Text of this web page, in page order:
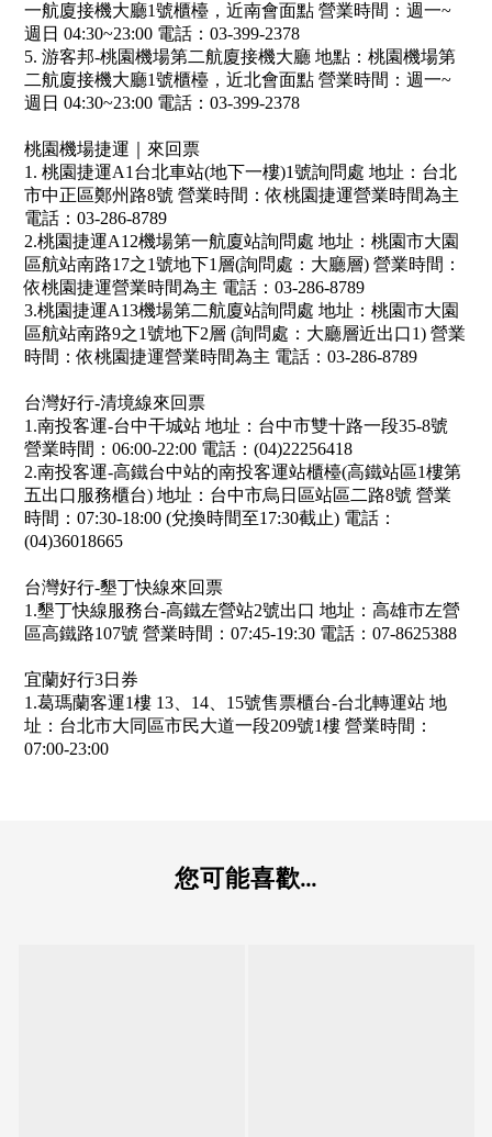
一航廈接機大廳1號櫃檯，近南會面點 營業時間：週一~
週日 04:30~23:00 電話：03-399-2378
5. 游客邦-桃園機場第二航廈接機大廳 地點：桃園機場第
二航廈接機大廳1號櫃檯，近北會面點 營業時間：週一~
週日 04:30~23:00 電話：03-399-2378
桃園機場捷運｜來回票
1. 桃園捷運A1台北車站(地下一樓)1號詢問處 地址：台北
市中正區鄭州路8號 營業時間：依桃園捷運營業時間為主
電話：03-286-8789
2.桃園捷運A12機場第一航廈站詢問處 地址：桃園市大園
區航站南路17之1號地下1層(詢問處：大廳層) 營業時間：
依桃園捷運營業時間為主 電話：03-286-8789
3.桃園捷運A13機場第二航廈站詢問處 地址：桃園市大園
區航站南路9之1號地下2層 (詢問處：大廳層近出口1) 營業
時間：依桃園捷運營業時間為主 電話：03-286-8789
台灣好行-清境線來回票
1.南投客運-台中干城站 地址：台中市雙十路一段35-8號
營業時間：06:00-22:00 電話：(04)22256418
2.南投客運-高鐵台中站的南投客運站櫃檯(高鐵站區1樓第
五出口服務櫃台) 地址：台中市烏日區站區二路8號 營業
時間：07:30-18:00 (兌換時間至17:30截止) 電話：
(04)36018665
台灣好行-墾丁快線來回票
1.墾丁快線服務台-高鐵左營站2號出口 地址：高雄市左營
區高鐵路107號 營業時間：07:45-19:30 電話：07-8625388
宜蘭好行3日券
1.葛瑪蘭客運1樓 13、14、15號售票櫃台-台北轉運站 地
址：台北市大同區市民大道一段209號1樓 營業時間：
07:00-23:00
您可能喜歡...